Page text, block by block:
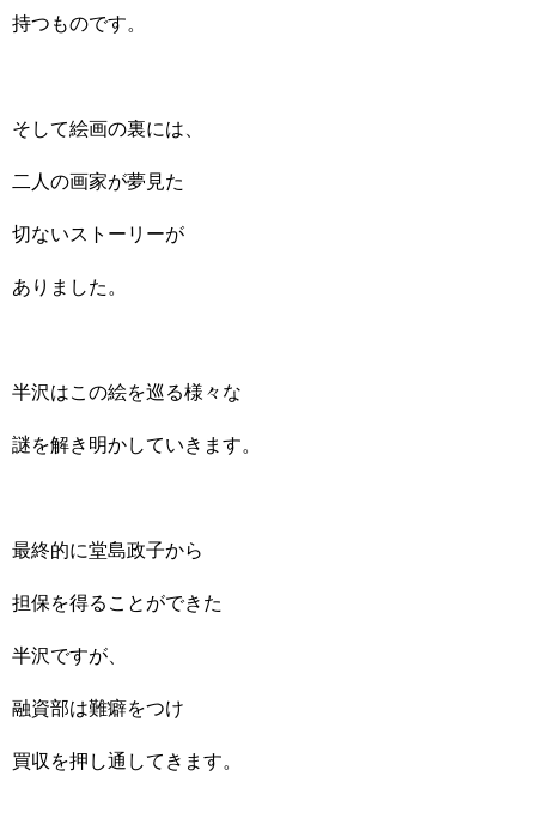
持つものです。
そして絵画の裏には、
二人の画家が夢見た
切ないストーリーが
ありました。
半沢はこの絵を巡る様々な
謎を解き明かしていきます。
最終的に堂島政子から
担保を得ることができた
半沢ですが、
融資部は難癖をつけ
買収を押し通してきます。